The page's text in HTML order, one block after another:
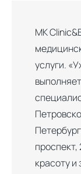
MK
услуги.
проспект,
красоту и